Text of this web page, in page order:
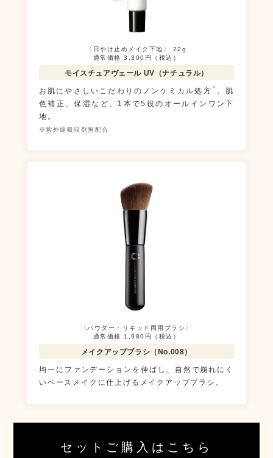
〈日やけ止めメイク下地〉 22g
通常価格 3,300円（税込）
モイスチュアヴェール UV （ナチュラル）
お肌にやさしいこだわりのノンケミカル処方 ※
。肌
色補正、保湿など、1本で5役のオールインワン下
地。
※紫外線吸収剤無配合
〈パウダー・リキッド両用ブラシ〉
通常価格 1,980円（税込）
メイクアップブラシ（No.008）
均一にファンデーションを伸ばし、自然で崩れにく
いベースメイクに仕上げるメイクアップブラシ。
セットご購入はこちら